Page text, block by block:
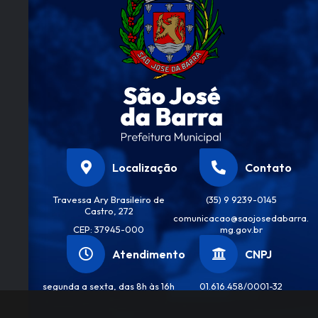
Localização
Travessa Ary Brasileiro de
Castro, 272
CEP: 37945-000
Contato
(35) 9 9239-0145
comunicacao@saojosedabarra.
mg.gov.br
Atendimento
segunda a sexta, das 8h às 16h
CNPJ
01.616.458/0001-32